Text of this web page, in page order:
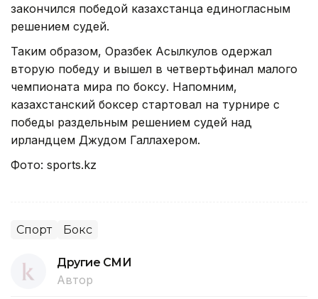
закончился победой казахстанца единогласным
решением судей.
Таким образом, Оразбек Асылкулов одержал
вторую победу и вышел в четвертьфинал малого
чемпионата мира по боксу. Напомним,
казахстанский боксер стартовал на турнире с
победы раздельным решением судей над
ирландцем Джудом Галлахером.
Фото: sports.kz
Спорт Бокс
Другие СМИ
Автор